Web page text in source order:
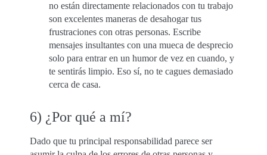
no están directamente relacionados con tu trabajo
son excelentes maneras de desahogar tus
frustraciones con otras personas. Escribe
mensajes insultantes con una mueca de desprecio
solo para entrar en un humor de vez en cuando, y
te sentirás limpio. Eso sí, no te cagues demasiado
cerca de casa.
6) ¿Por qué a mí?
Dado que tu principal responsabilidad parece ser